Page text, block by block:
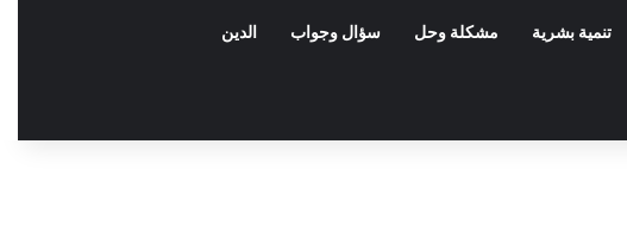
تنمية بشرية مشكلة وحل سؤال وجواب الدين